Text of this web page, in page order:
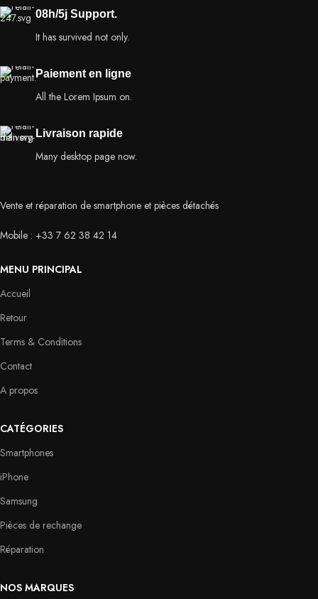
08h/5j Support.
It has survived not only.
Paiement en ligne
All the Lorem Ipsum on.
Livraison rapide
Many desktop page now.
Vente et réparation de smartphone et pièces détachés
Mobile : +33 7 62 38 42 14
MENU PRINCIPAL
Accueil
Retour
Terms & Conditions
Contact
A propos
CATÉGORIES
Smartphones
iPhone
Samsung
Pièces de rechange
Réparation
NOS MARQUES